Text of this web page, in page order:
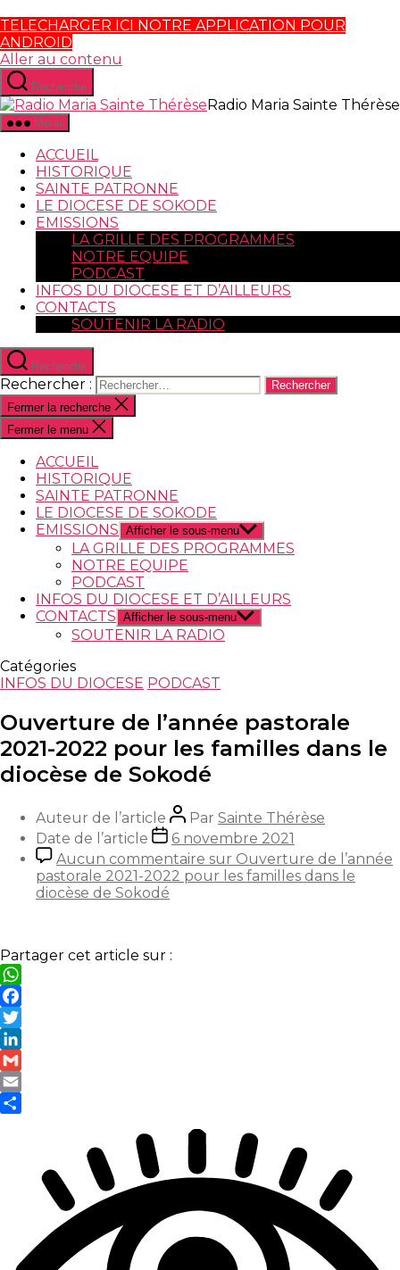
TELECHARGER ICI NOTRE APPLICATION POUR
ANDROID
Aller au contenu
Recherche
Radio Maria Sainte Thérèse
Menu
ACCUEIL
HISTORIQUE
SAINTE PATRONNE
LE DIOCESE DE SOKODE
EMISSIONS
LA GRILLE DES PROGRAMMES
NOTRE EQUIPE
PODCAST
INFOS DU DIOCESE ET D’AILLEURS
CONTACTS
SOUTENIR LA RADIO
Recherche
Rechercher :
Fermer la recherche
Fermer le menu
ACCUEIL
HISTORIQUE
SAINTE PATRONNE
LE DIOCESE DE SOKODE
EMISSIONS Afficher le sous-menu
LA GRILLE DES PROGRAMMES
NOTRE EQUIPE
PODCAST
INFOS DU DIOCESE ET D’AILLEURS
CONTACTS Afficher le sous-menu
SOUTENIR LA RADIO
Catégories
INFOS DU DIOCESE PODCAST
Ouverture de l’année pastorale
2021-2022 pour les familles dans le
diocèse de Sokodé
Auteur de l’article Par Sainte Thérèse
Date de l’article
6 novembre 2021
Aucun commentaire sur Ouverture de l’année
pastorale 2021-2022 pour les familles dans le
diocèse de Sokodé
Partager cet article sur :
WhatsApp
Facebook
Twitter
LinkedIn
Gmail
Email